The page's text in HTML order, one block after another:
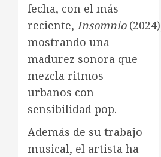
fecha, con el más
reciente, Insomnio
mostrando una
madurez sonora que
mezcla ritmos
urbanos con
sensibilidad pop.
Además de su trabajo
musical, el artista ha